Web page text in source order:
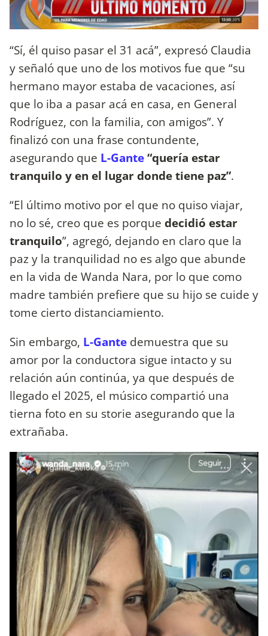
“Sí, él quiso pasar el 31 acá”, expresó Claudia
y señaló que uno de los motivos fue que “su
hermano mayor estaba de vacaciones, así
que lo iba a pasar acá en casa, en General
Rodríguez, con la familia, con amigos”. Y
finalizó con una frase contundente,
asegurando que L-Gante“quería estar
tranquilo y en el lugar donde tiene paz”.
“El último motivo por el que no quiso viajar,
no lo sé, creo que es porque decidió estar
tranquilo”, agregó, dejando en claro que la
paz y la tranquilidad no es algo que abunde
en la vida de Wanda Nara, por lo que como
madre también prefiere que su hijo se cuide y
tome cierto distanciamiento.
Sin embargo, L-Gante demuestra que su
amor por la conductora sigue intacto y su
relación aún continúa, ya que después de
llegado el 2025, el músico compartió una
tierna foto en su storie asegurando que la
extrañaba.